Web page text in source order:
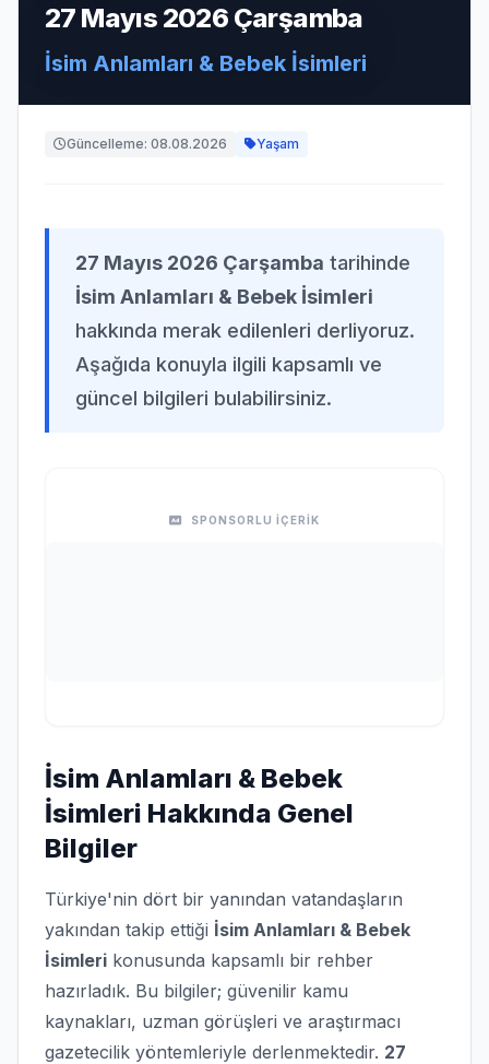
27 Mayıs 2026 Çarşamba
İsim Anlamları & Bebek İsimleri
Güncelleme: 08.08.2026 Yaşam
27 Mayıs 2026 Çarşamba tarihinde
İsim Anlamları & Bebek İsimleri
hakkında merak edilenleri derliyoruz.
Aşağıda konuyla ilgili kapsamlı ve
güncel bilgileri bulabilirsiniz.
SPONSORLU İÇERİK
İsim Anlamları & Bebek
İsimleri Hakkında Genel
Bilgiler
Türkiye'nin dört bir yanından vatandaşların
yakından takip ettiği İsim Anlamları & Bebek
İsimleri konusunda kapsamlı bir rehber
hazırladık. Bu bilgiler; güvenilir kamu
kaynakları, uzman görüşleri ve araştırmacı
gazetecilik yöntemleriyle derlenmektedir. 27